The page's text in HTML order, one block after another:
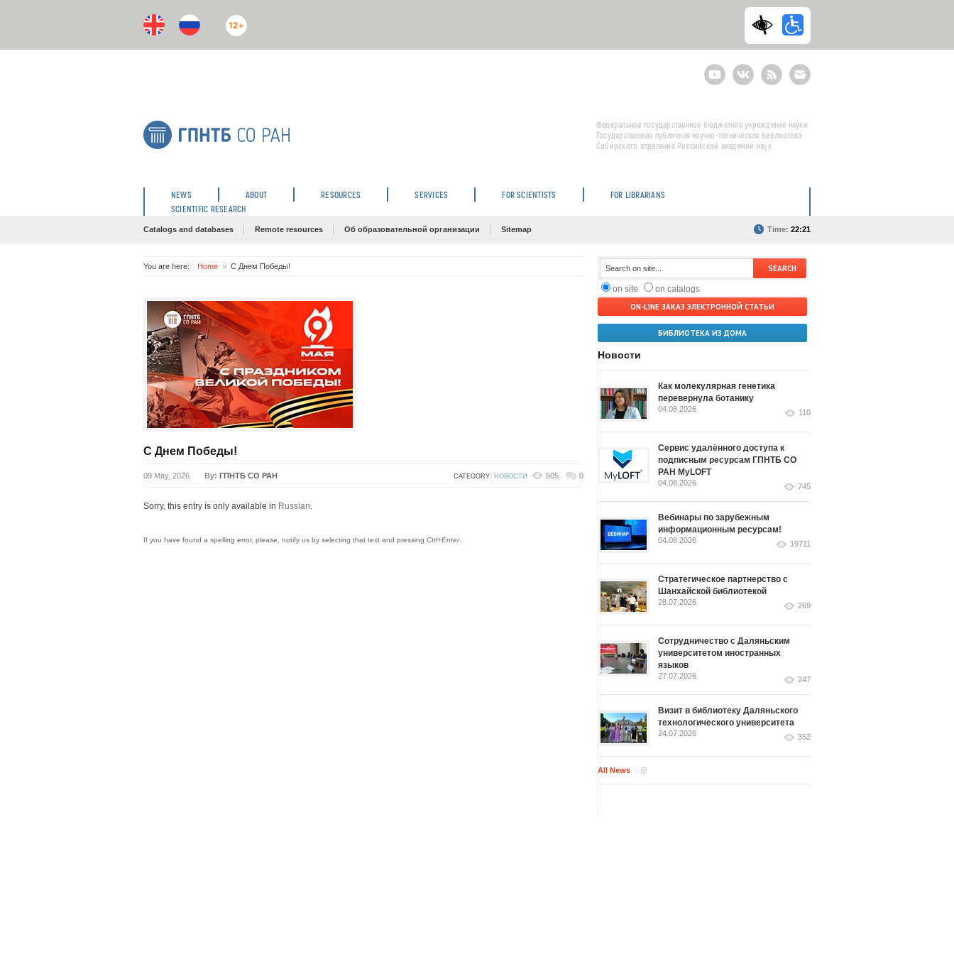
12+
YoutubeВКонтактеRSS
E-
mail
подписка
Федеральное государственное бюджетное учреждение науки
Государственная публичная научно-техническая библиотека
Сибирского отделения Российской академии наук
NEWS ABOUT RESOURCES SERVICES FOR SCIENTISTS
FOR LIBRARIANS
SCIENTIFIC RESEARCH
Catalogs and databases Remote resources Об образовательной организации Sitemap Time: 22:21
You are here: Home С Днем Победы!
С Днем Победы!
09 May, 2026 By: ГПНТБ СО РАН CATEGORY: НОВОСТИ 605 0
Sorry, this entry is only available in Russian.
If you have found a spelling error, please, notify us by selecting that text and pressing Ctrl+Enter.
on site
on catalogs
ON-LINE ЗАКАЗ ЭЛЕКТРОННОЙ СТАТЬИ
БИБЛИОТЕКА ИЗ ДОМА
Новости
Как молекулярная генетика
перевернула ботанику
04.08.2026 110
Сервис удалённого доступа к
подписным ресурсам ГПНТБ СО
РАН MyLOFT
04.08.2026 745
Вебинары по зарубежным
информационным ресурсам!
04.08.2026 19711
Стратегическое партнерство с
Шанхайской библиотекой
28.07.2026 269
Сотрудничество с Даляньским
университетом иностранных
языков
27.07.2026 247
Визит в библиотеку Даляньского
технологического университета
24.07.2026 352
All News